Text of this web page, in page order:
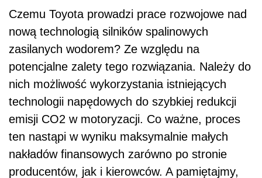
Czemu Toyota prowadzi prace rozwojowe nad
nową technologią silników spalinowych
zasilanych wodorem? Ze względu na
potencjalne zalety tego rozwiązania. Należy do
nich możliwość wykorzystania istniejących
technologii napędowych do szybkiej redukcji
emisji CO2 w motoryzacji. Co ważne, proces
ten nastąpi w wyniku maksymalnie małych
nakładów finansowych zarówno po stronie
producentów, jak i kierowców. A pamiętajmy,